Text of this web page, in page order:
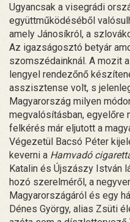
Ugyancsak a visegrádi
együttműködéséből
amely Jánosíkról, a
Az igazságosztó betyár
szomszédainknál. A mozit
lengyel rendezőnő
asszisztense volt, s
Magyarország milyen
megvalósításban, egyelőre
felkérés már eljutott a
Végezetül Bacsó Péter
keverni a Hamvadó
Katalin és Újszászy István
hozó szerelméről, a
Magyarországáról és egy
Dénes György, alias Zsüti